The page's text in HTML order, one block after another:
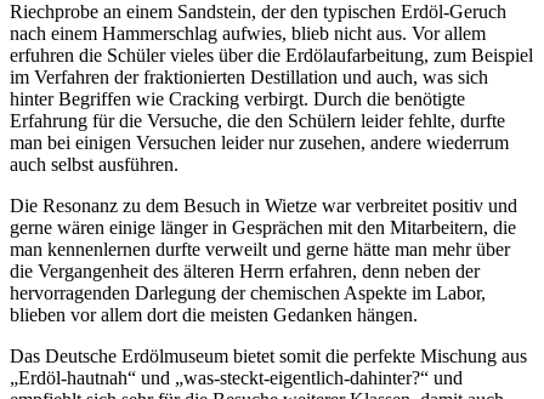
Riechprobe an einem Sandstein, der den typischen Erdöl-Geruch
nach einem Hammerschlag aufwies, blieb nicht aus. Vor allem
erfuhren die Schüler vieles über die Erdölaufarbeitung, zum Beispiel
im Verfahren der fraktionierten Destillation und auch, was sich
hinter Begriffen wie Cracking verbirgt. Durch die benötigte
Erfahrung für die Versuche, die den Schülern leider fehlte, durfte
man bei einigen Versuchen leider nur zusehen, andere wiederrum
auch selbst ausführen.
Die Resonanz zu dem Besuch in Wietze war verbreitet positiv und
gerne wären einige länger in Gesprächen mit den Mitarbeitern, die
man kennenlernen durfte verweilt und gerne hätte man mehr über
die Vergangenheit des älteren Herrn erfahren, denn neben der
hervorragenden Darlegung der chemischen Aspekte im Labor,
blieben vor allem dort die meisten Gedanken hängen.
Das Deutsche Erdölmuseum bietet somit die perfekte Mischung aus
„Erdöl-hautnah“ und „was-steckt-eigentlich-dahinter?“ und